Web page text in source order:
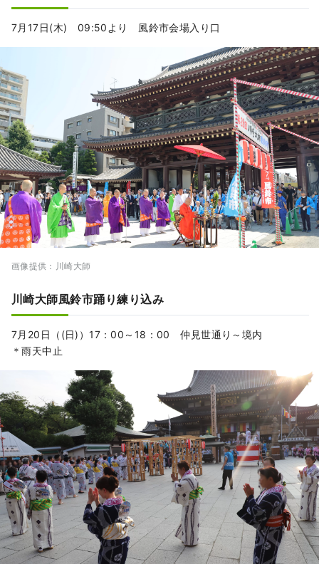
7月17日(木) 09:50より 風鈴市会場入り口
画像提供：川崎大師
川崎大師風鈴市踊り練り込み
7月20日（(日)）17：00～18：00 仲見世通り～境内
＊雨天中止